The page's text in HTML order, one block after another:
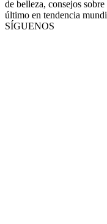
de belleza, consejos
último en tendencia
SÍGUENOS